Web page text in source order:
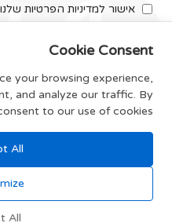
אישור למדיניות הפרטיות
Cookie Consent
your browsing experience,
and analyze our traffic. By
to our use of cookies.
All
All